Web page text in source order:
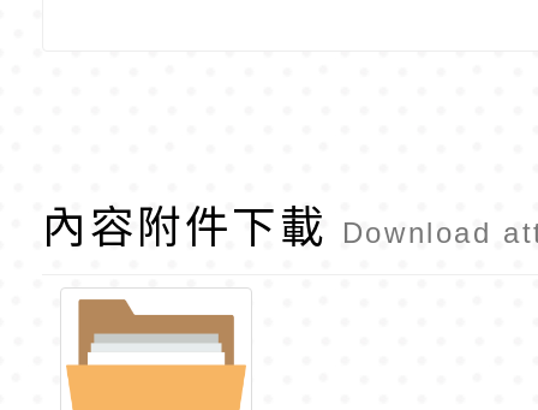
內容附件下載 Download